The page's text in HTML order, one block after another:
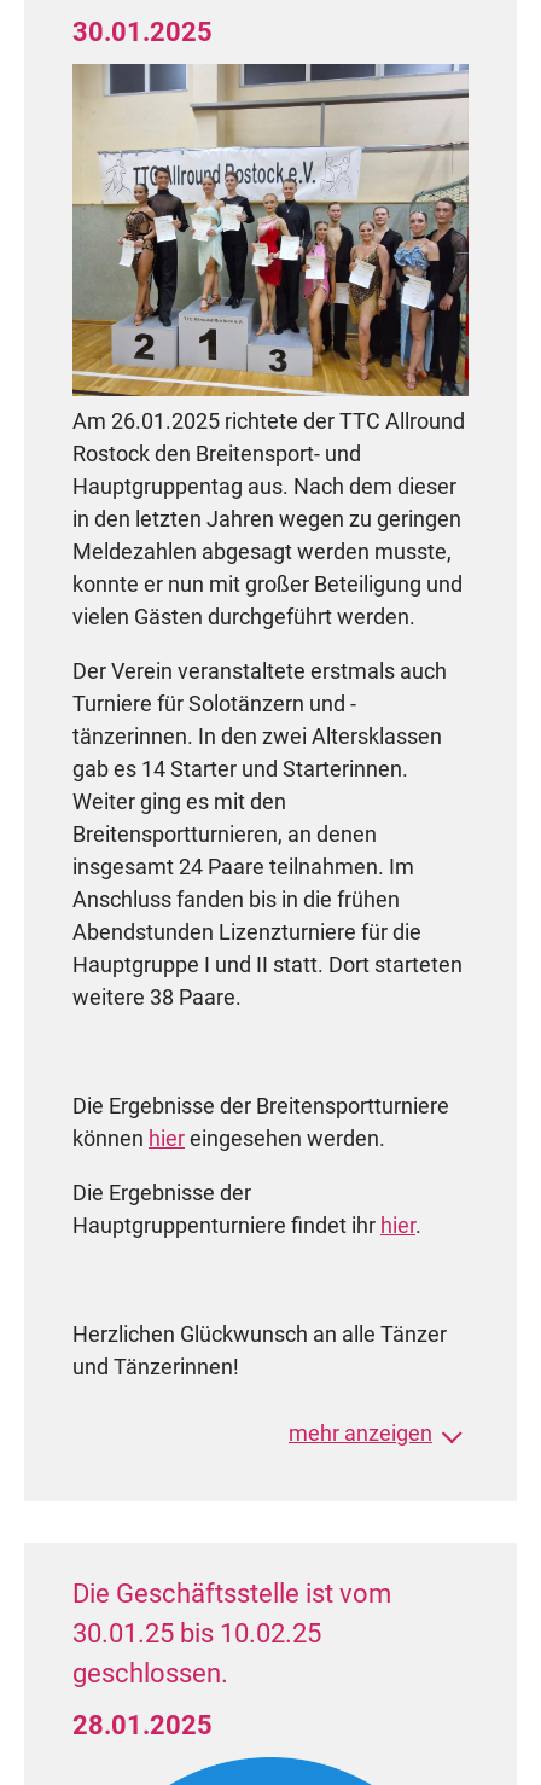
Junioren II D Latein (4 Paare)
2. Platz: John Thamm / Merle Tiede
(TSV Rot-Gold Torgelow 1990 e.V.)
Landesmeister TMV
Junioren II C Latein (18 Paare)
2. Platz: Erwin Stel / Lotte Möller
(TSC Blau-Weiß Stralsund e.V.)
Landesmeister TMV
Aufstieg in die B-Klasse
6. Platz: Justus Zeun / Leonie
Wodrich (TT im
Ostseetanz Greifswald e.V.)
Jugend D Latein (6 Paare)
4. Platz: Tim Weber / Emelie
Büttner (TSC Blau-Weiß Stralsund
e.V.)
Landesmeister TMV
Jugend C Latein (12 Paare)
8. Platz: Povilas Liekis / Maja
Landesmeister TMV
02.02.2025
8.-9. Platz: Erwin Stel / Lotte
Möller(TSC Blau-Weiß Stralsund
Landesmeister TMV
3. Platz: Jonas Stel /Frida
Fritzsche (TSC Blau-Weiß Stralsund
Landesmeister TMV
Aufstieg in die A-Klasse
8. Platz: Adrian Jürgens / Anna-
30.01.2025
Am 26.01.2025 richtete der TTC Allround
Rostock den Breitensport- und
Hauptgruppentag aus. Nach dem dieser
in den letzten Jahren wegen zu geringen
Meldezahlen abgesagt werden musste,
konnte er nun mit großer Beteiligung und
vielen Gästen durchgeführt werden.
Der Verein veranstaltete erstmals auch
Turniere für Solotänzern und -
tänzerinnen. In den zwei Altersklassen
gab es 14 Starter und Starterinnen.
Weiter ging es mit den
Breitensportturnieren, an denen
insgesamt 24 Paare teilnahmen. Im
Anschluss fanden bis in die frühen
Abendstunden Lizenzturniere für die
Hauptgruppe I und II statt. Dort starteten
weitere 38 Paare.
Die Ergebnisse der Breitensportturniere
können hiereingesehen werden.
Die Ergebnisse der
Hauptgruppenturniere findet ihr hier.
Herzlichen Glückwunsch an alle Tänzer
und Tänzerinnen!
mehr anzeigen
Die Geschäftsstelle ist vom
30.01.25 bis 10.02.25
geschlossen.
28.01.2025